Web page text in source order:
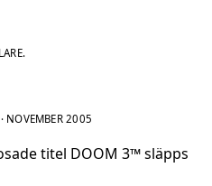
· NOVEMBER 2005
titel DOOM 3™ släpps